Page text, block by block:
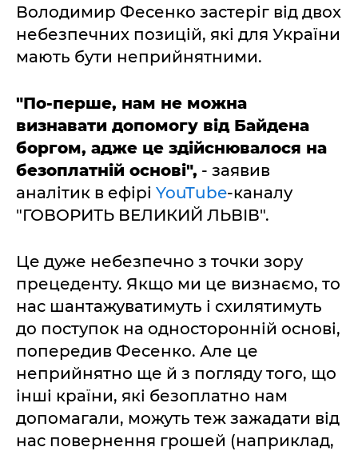
Володимир Фесенко застеріг від двох
небезпечних позицій, які для України
мають бути неприйнятними.
"По-перше, нам не можна
визнавати допомогу від Байдена
боргом, адже це здійснювалося на
безоплатній основі", - заявив
аналітик в ефірі YouTube-каналу
"ГОВОРИТЬ ВЕЛИКИЙ ЛЬВІВ".
Це дуже небезпечно з точки зору
прецеденту. Якщо ми це визнаємо, то
нас шантажуватимуть і схилятимуть
до поступок на односторонній основі,
попередив Фесенко. Але це
неприйнятно ще й з погляду того, що
інші країни, які безоплатно нам
допомагали, можуть теж зажадати від
нас повернення грошей (наприклад,